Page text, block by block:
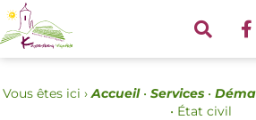
Vous êtes ici › Accueil• Services•
• État civil
Panneau de gestion des cookies